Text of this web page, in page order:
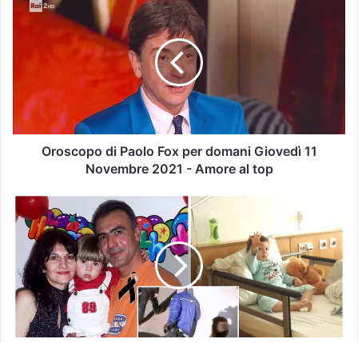
Oroscopo di Paolo Fox per domani Giovedì 11
Novembre 2021 - Amore al top